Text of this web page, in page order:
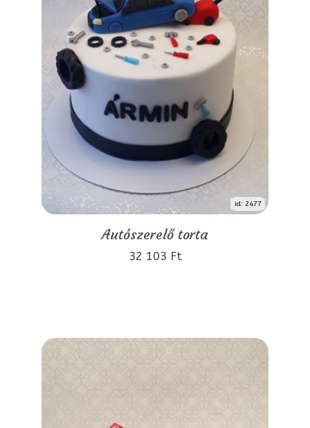
id: 2477
Autószerelő torta
32 103 Ft